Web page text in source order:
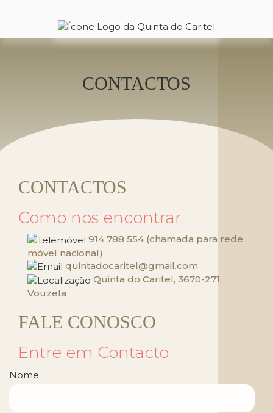
CONTACTOS
CONTACTOS
Como nos encontrar
914 788 554 (chamada para rede
móvel nacional)
quintadocaritel@gmail.com
Quinta do Caritel, 3670-271,
Vouzela
FALE CONOSCO
Entre em Contacto
Nome